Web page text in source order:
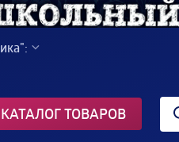
КАТАЛОГ ТОВАРОВ